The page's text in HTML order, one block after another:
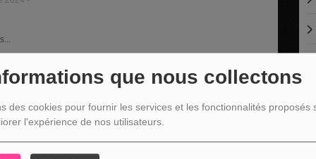
que nous collectons
des cookies pour fournir les services et les fonctionnalités proposés
l'expérience de nos utilisateurs.